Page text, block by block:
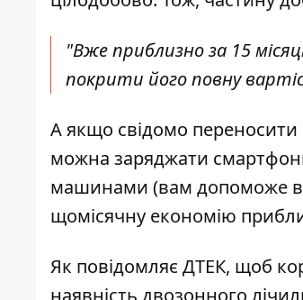
"Вже приблизно за 15
покрити його повну
А якщо свідомо
можна заряджати
машинами (вам допоможе
щомісячну економію
Як повідомляє ДТЕК, щоб